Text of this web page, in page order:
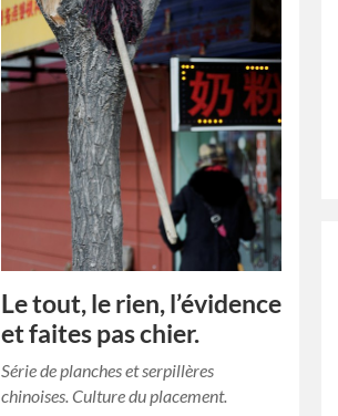
Le tout, le rien, l’évidence
et faites pas chier.
Série de planches et serpillères
chinoises. Culture du placement.